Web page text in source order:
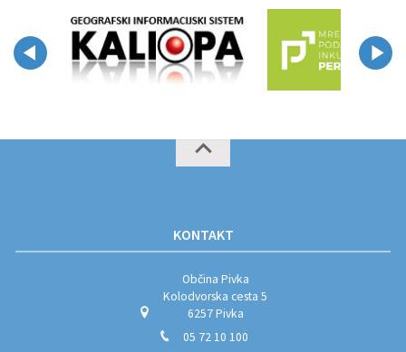
KONTAKT
Občina Pivka
Kolodvorska cesta 5
6257 Pivka
05 72 10 100